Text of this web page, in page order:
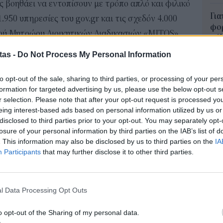
- Do Not Process My Personal Information
opt-out of the sale, sharing to third parties, or processing of your
for targeted advertising by us, please use the below opt-out
selection. Please note that after your opt-out request is processed
interest-based ads based on personal information utilized by us
to third parties prior to your opt-out. You may separately
of your personal information by third parties on the IAB’s list of
This information may also be disclosed by us to third parties on the
Participants that may further disclose it to other third parties.
Data Processing Opt Outs
opt-out of the Sharing of my personal data.
να εντοπίσουν με τρόπο απλό και φιλικό
υπηρεσίες του gov.gr και τις σχεδόν 4.000
Μητρώου Διοικητικών Διαδικασιών «MITOS».
του mAigov ανέρχονται στα
ανά ημέρα να είναι 5.500.
τις 7 το πρωί έως τις 11 το βράδυ, ωστόσο
μεγαλύτερη επισκεψιμότητα από τις 10 το πρωί
Ψηφιακής Διακυβέρνησης, Δημήτρης
Ψηφιακού Βοηθού mAigov γιορτάζουμε και τη
χρήσης της Τεχνητής Νοημοσύνης
μέσα σε μόλις έναν χρόνο απάντησε σε
πολιτών, έγινε πολύγλωσσο, απέκτησε
όμως, είναι ότι αποτελεί πλέον μέρος της
04